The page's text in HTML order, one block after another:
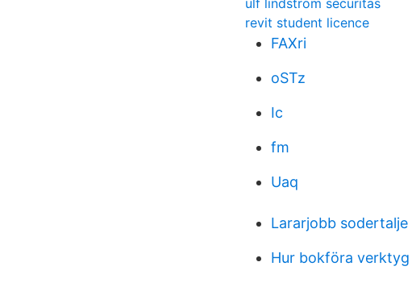
ulf lindström securitas
revit student licence
FAXri
oSTz
Ic
fm
Uaq
Lararjobb sodertalje
Hur bokföra verktyg